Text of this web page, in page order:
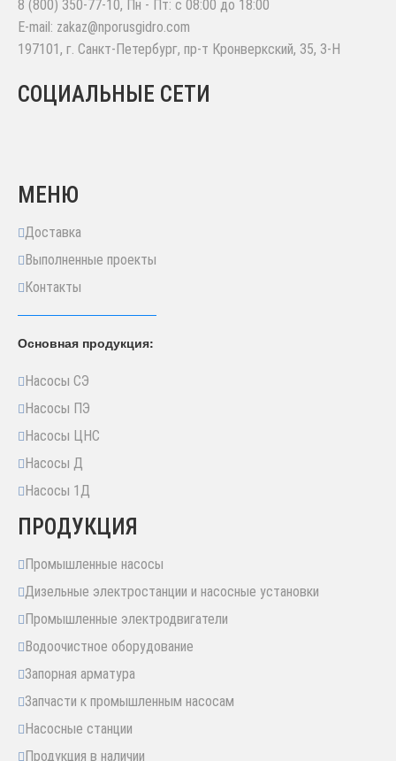
8 (800) 350-77-10, Пн - Пт: с 08:00 до 18:00
E-mail: zakaz@nporusgidro.com
197101, г. Санкт-Петербург, пр-т Кронверкский, 35, 3-Н
СОЦИАЛЬНЫЕ СЕТИ
МЕНЮ
Доставка
Выполненные проекты
Контакты
Основная продукция:
Насосы СЭ
Насосы ПЭ
Насосы ЦНС
Насосы Д
Насосы 1Д
ПРОДУКЦИЯ
Промышленные насосы
Дизельные электростанции и насосные установки
Промышленные электродвигатели
Водоочистное оборудование
Запорная арматура
Запчасти к промышленным насосам
Насосные станции
Продукция в наличии